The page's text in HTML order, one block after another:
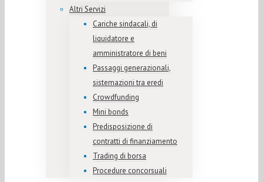
Altri Servizi
Cariche sindacali, di
liquidatore e
amministratore di beni
Passaggi generazionali,
sistemazioni tra eredi
Crowdfunding
Mini bonds
Predisposizione di
contratti di finanziamento
Trading di borsa
Procedure concorsuali